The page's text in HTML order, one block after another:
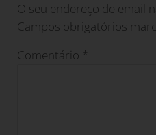
O seu endereço de email
Campos obrigatórios
Comentário *